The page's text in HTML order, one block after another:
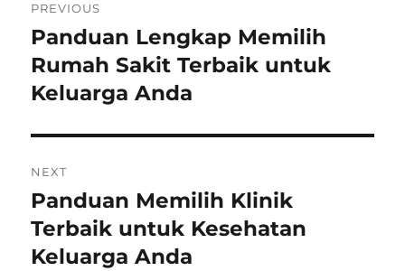
navigation
PREVIOUS
Previous
post:
Panduan Lengkap Memilih
Rumah Sakit Terbaik untuk
Keluarga Anda
NEXT
Next
post:
Panduan Memilih Klinik
Terbaik untuk Kesehatan
Keluarga Anda